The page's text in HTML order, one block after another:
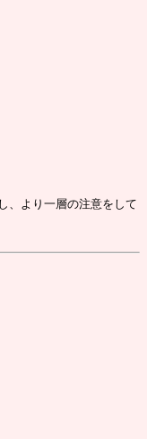
、より一層の注意をして